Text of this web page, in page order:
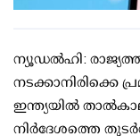
ന്യൂഡല്‍ഹി:
നടക്കാനിരിക്കെ
ഇന്ത്യയില്‍
നിര്‍ദേശത്തെ